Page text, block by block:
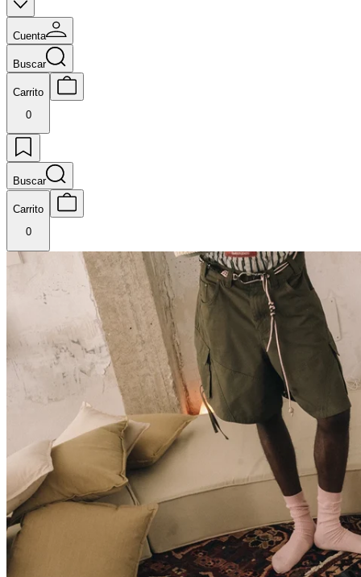
Cuenta
Buscar
Carrito
0
Buscar
Carrito
0